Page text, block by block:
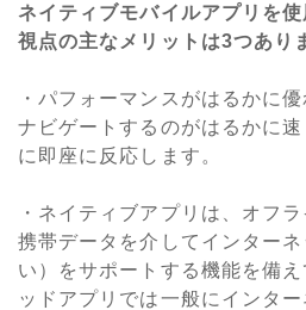
ネイティブモバイルアプリを
視点の主なメリットは3つあり
・パフォーマンスがはるかに
ナビゲートするのがはるかに
に即座に反応します。
・ネイティブアプリは、オフ
携帯データを介してインター
い）をサポートする機能を備
ッドアプリでは一般にインタ